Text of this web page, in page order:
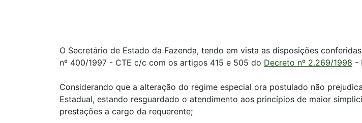
O Secretário de Estado da Fazenda, tendo em vista as disposições
nº 400/1997 - CTE c/c com os artigos 415 e 505 do Decreto nº 2.269/1998 -
Considerando que a alteração do regime especial ora postulado não
Estadual, estando resguardado o atendimento aos princípios de maior
prestações a cargo da requerente;